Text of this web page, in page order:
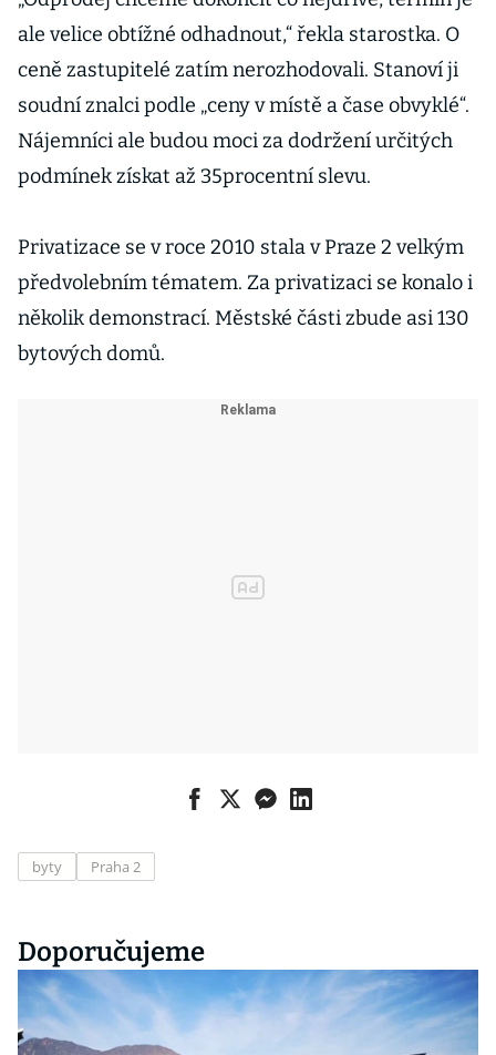
ale velice obtížné odhadnout,“ řekla starostka. O
ceně zastupitelé zatím nerozhodovali. Stanoví ji
soudní znalci podle „ceny v místě a čase obvyklé“.
Nájemníci ale budou moci za dodržení určitých
podmínek získat až 35procentní slevu.
Privatizace se v roce 2010 stala v Praze 2 velkým
předvolebním tématem. Za privatizaci se konalo i
několik demonstrací. Městské části zbude asi 130
bytových domů.
byty Praha 2
Doporučujeme